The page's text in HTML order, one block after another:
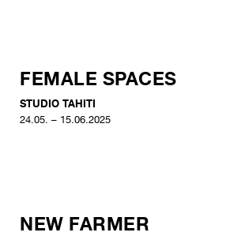
FEMALE SPACES
STUDIO TAHITI
24.05. – 15.06.2025
NEW FARMER